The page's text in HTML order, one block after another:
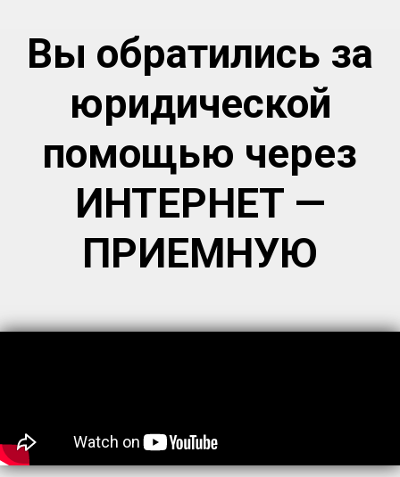
Вы обратились за
юридической
помощью через
ИНТЕРНЕТ —
ПРИЕМНУЮ